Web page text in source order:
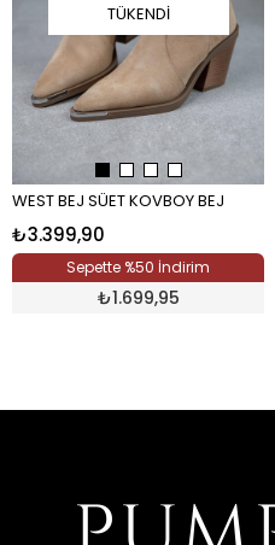
TÜKENDI
WEST BEJ SÜET KOVBOY BEJ
₺3.399,90
Sepette %50 İndirim
₺1.699,95